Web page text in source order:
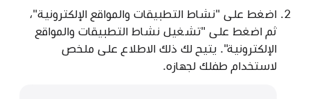
اضغط على "نشاط التطبيقات والمواقع الإلكترونية"،
ثم اضغط على "تشغيل نشاط التطبيقات والمواقع
الإلكترونية". يتيح لك ذلك الاطلاع على ملخص
لاستخدام طفلك لجهازه.